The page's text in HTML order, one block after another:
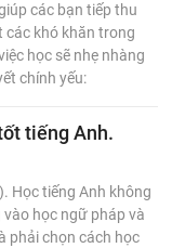
các bạn tiếp thu
các khó khăn trong
học sẽ nhẹ nhàng
chính yếu:
tiếng Anh.
Học tiếng Anh không
học ngữ pháp và
phải chọn cách học